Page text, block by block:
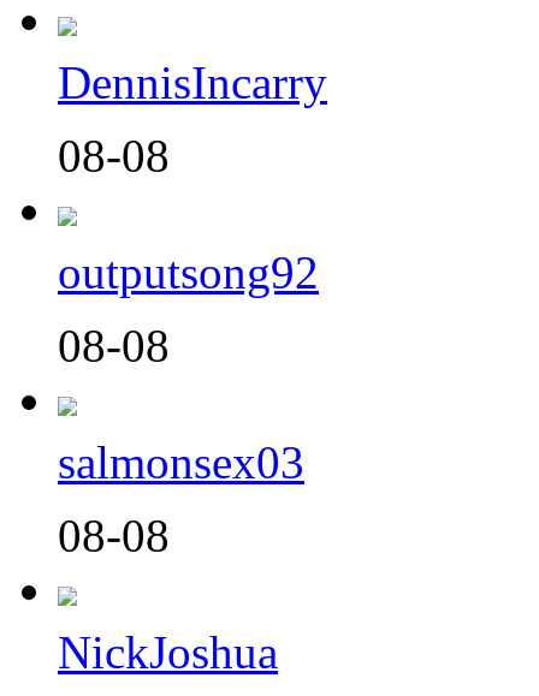
DennisIncarry
08-08
outputsong92
08-08
salmonsex03
08-08
NickJoshua